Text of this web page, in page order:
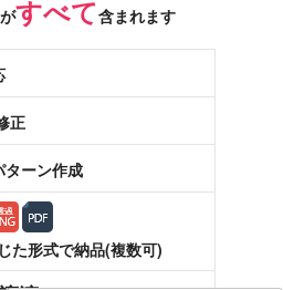
すべて含まれます
正
ターン作成
た形式で納品(複数可)